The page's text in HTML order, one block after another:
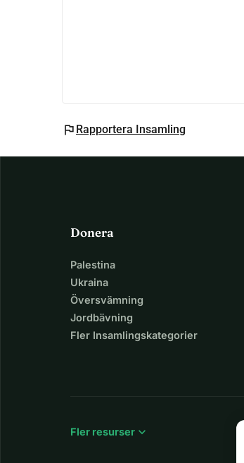
flag Rapportera Insamling
Donera
Palestina
Ukraina
Översvämning
Jordbävning
Fler Insamlingskategorier
Fler resurser expand_more